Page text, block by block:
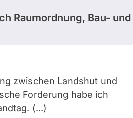
Raumordnung, Bau- und
zwischen Landshut und
Forderung habe ich
(...)